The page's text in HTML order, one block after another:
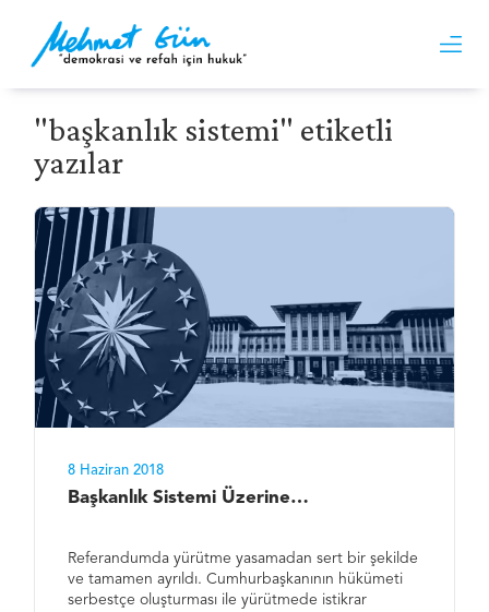
"başkanlık sistemi" etiketli
yazılar
8 Haziran 2018
Başkanlık Sistemi Üzerine…
Referandumda yürütme yasamadan sert bir şekilde
ve tamamen ayrıldı. Cumhurbaşkanının hükümeti
serbestçe oluşturması ile yürütmede istikrar